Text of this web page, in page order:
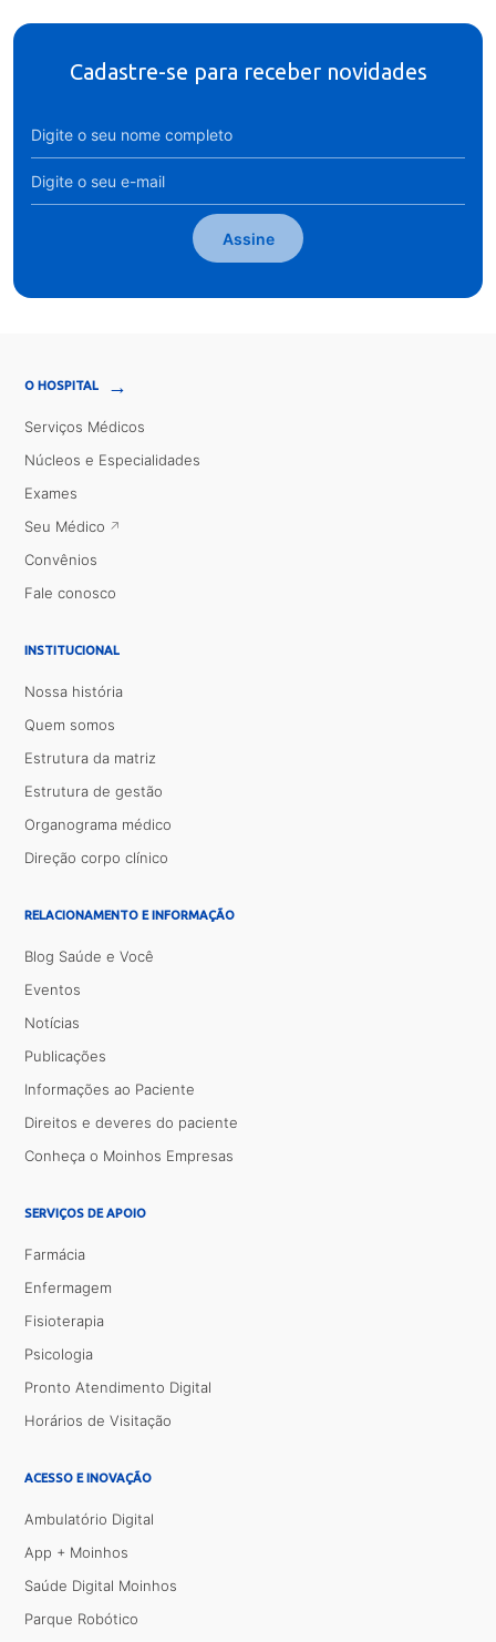
Cadastre-se para receber novidades
Assine
O HOSPITAL →
Serviços Médicos
Núcleos e Especialidades
Exames
Seu Médico
Convênios
Fale conosco
INSTITUCIONAL
Nossa história
Quem somos
Estrutura da matriz
Estrutura de gestão
Organograma médico
Direção corpo clínico
RELACIONAMENTO E INFORMAÇÃO
Blog Saúde e Você
Eventos
Notícias
Publicações
Informações ao Paciente
Direitos e deveres do paciente
Conheça o Moinhos Empresas
SERVIÇOS DE APOIO
Farmácia
Enfermagem
Fisioterapia
Psicologia
Pronto Atendimento Digital
Horários de Visitação
ACESSO E INOVAÇÃO
Ambulatório Digital
App + Moinhos
Saúde Digital Moinhos
Parque Robótico